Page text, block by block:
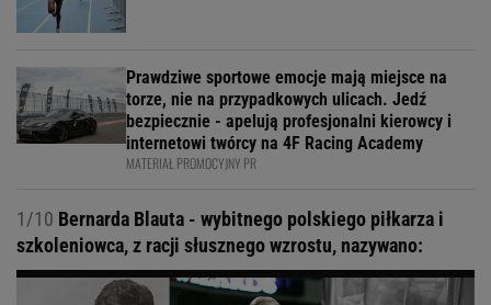
Prawdziwe sportowe emocje mają miejsce na
torze, nie na przypadkowych ulicach. Jedź
bezpiecznie - apelują profesjonalni kierowcy i
internetowi twórcy na 4F Racing Academy
MATERIAŁ PROMOCYJNY PR
1/10 Bernarda Blauta - wybitnego polskiego piłkarza i
szkoleniowca, z racji słusznego wzrostu, nazywano: